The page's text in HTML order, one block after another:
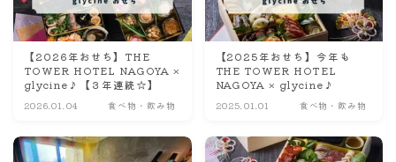
名古屋
ナナちゃん人形
【2026年おせち】THE
TOWER HOTEL NAGOYA ×
glycine♪【３年連続☆】
2026.01.04 食べ物・飲み物
【2025年おせち】今年も
THE TOWER HOTEL
NAGOYA × glycine♪
2025.01.01 食べ物・飲み物